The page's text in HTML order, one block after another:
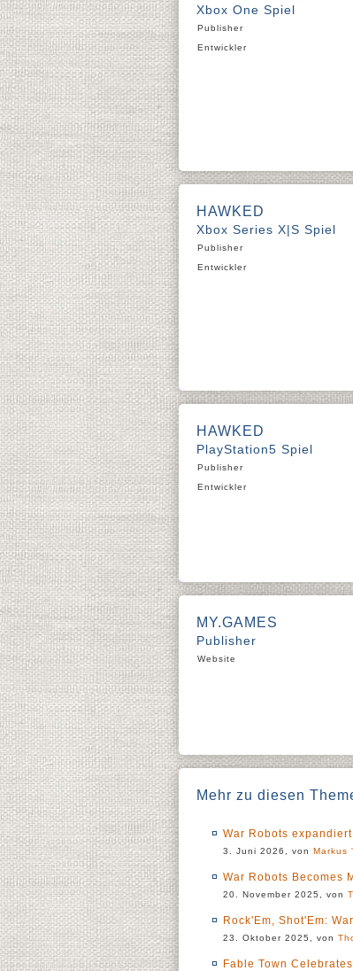
Xbox One Spiel
Publisher
Entwickler
HAWKED
Xbox Series X|S Spiel
Publisher
Entwickler
HAWKED
PlayStation5 Spiel
Publisher
Entwickler
MY.GAMES
Publisher
Website
Mehr zu diesen
War Robots
3. Juni 2026, von Markus
War Robots Becomes
20. November 2025, von
Rock'Em, Shot'Em:
23. Oktober 2025, von
Fable Town